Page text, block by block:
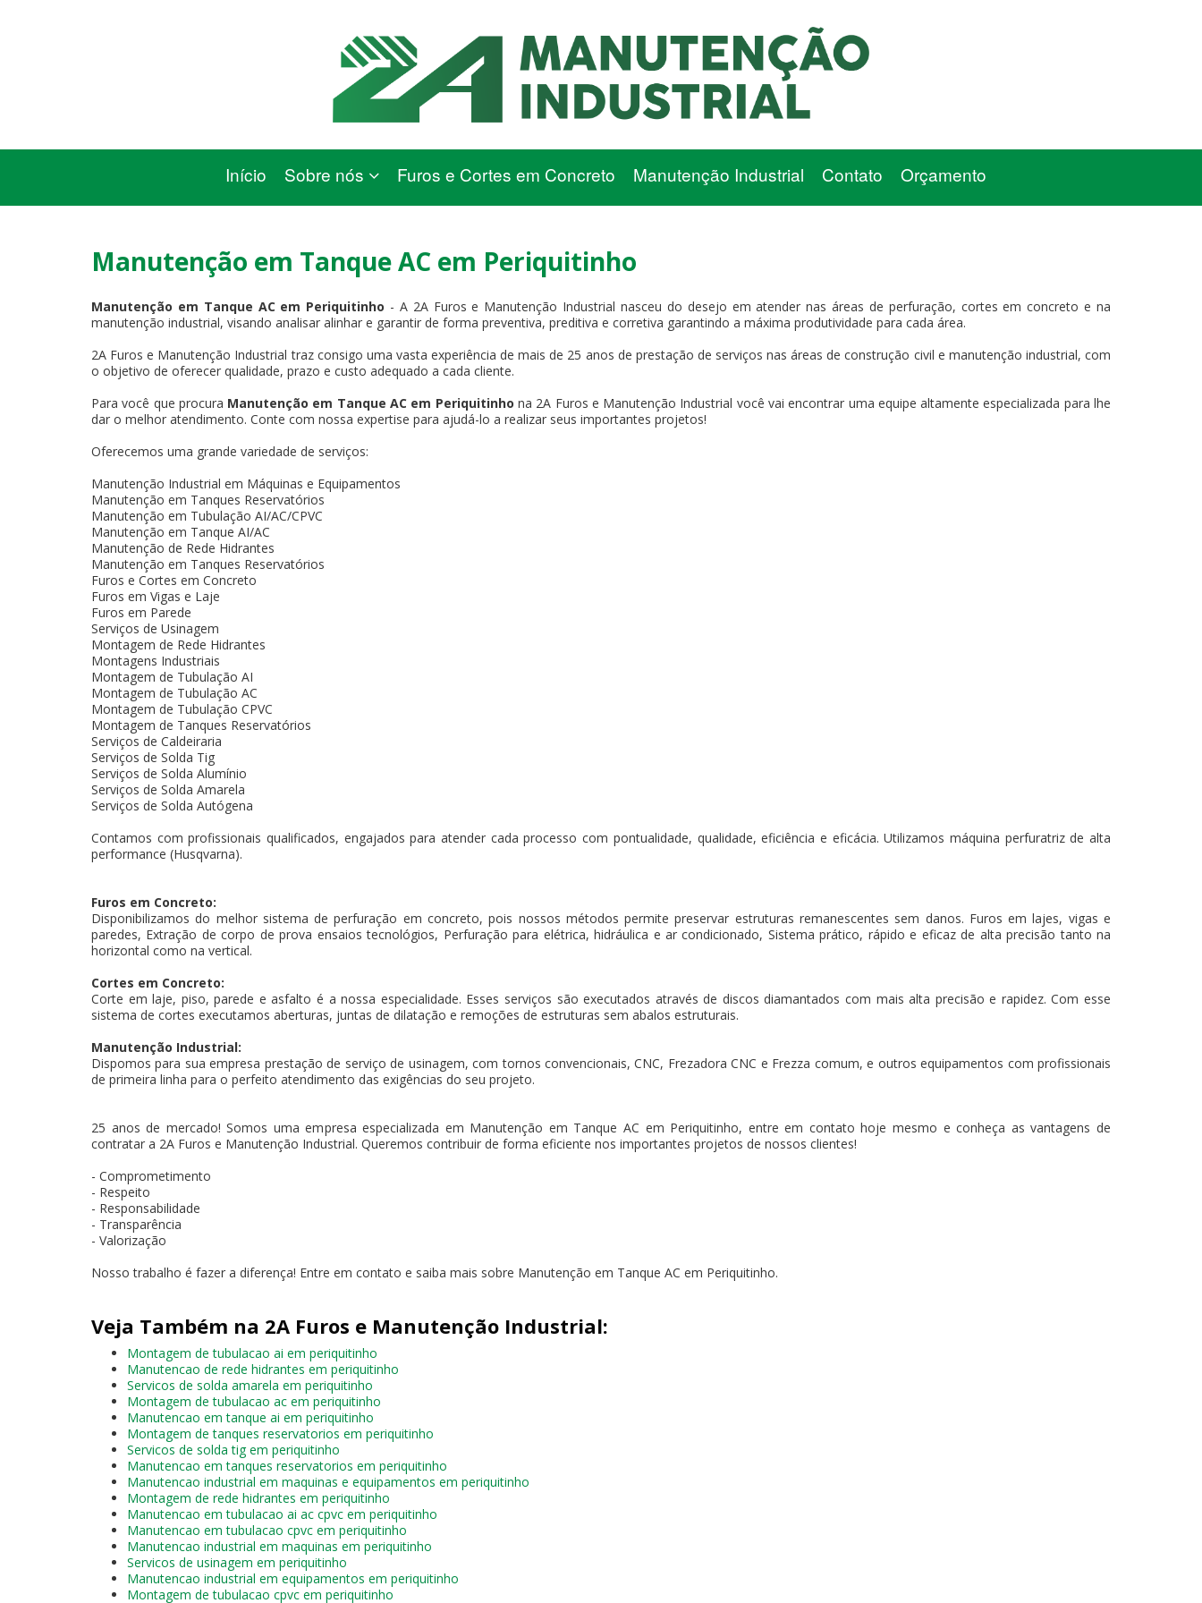
Início Sobre nós Furos e Cortes em Concreto Manutenção Industrial Contato Orçamento
Manutenção em Tanque AC em Periquitinho
Manutenção em Tanque AC em Periquitinho - A 2A Furos e Manutenção Industrial nasceu do desejo em atender nas áreas de perfuração, cortes em concreto e na
manutenção industrial, visando analisar alinhar e garantir de forma preventiva, preditiva e corretiva garantindo a máxima produtividade para cada área.
2A Furos e Manutenção Industrial traz consigo uma vasta experiência de mais de 25 anos de prestação de serviços nas áreas de construção civil e manutenção industrial, com
o objetivo de oferecer qualidade, prazo e custo adequado a cada cliente.
Para você que procura Manutenção em Tanque AC em Periquitinho na 2A Furos e Manutenção Industrial você vai encontrar uma equipe altamente especializada para lhe
dar o melhor atendimento. Conte com nossa expertise para ajudá-lo a realizar seus importantes projetos!
Oferecemos uma grande variedade de serviços:
Manutenção Industrial em Máquinas e Equipamentos
Manutenção em Tanques Reservatórios
Manutenção em Tubulação AI/AC/CPVC
Manutenção em Tanque AI/AC
Manutenção de Rede Hidrantes
Manutenção em Tanques Reservatórios
Furos e Cortes em Concreto
Furos em Vigas e Laje
Furos em Parede
Serviços de Usinagem
Montagem de Rede Hidrantes
Montagens Industriais
Montagem de Tubulação AI
Montagem de Tubulação AC
Montagem de Tubulação CPVC
Montagem de Tanques Reservatórios
Serviços de Caldeiraria
Serviços de Solda Tig
Serviços de Solda Alumínio
Serviços de Solda Amarela
Serviços de Solda Autógena
Contamos com profissionais qualificados, engajados para atender cada processo com pontualidade, qualidade, eficiência e eficácia. Utilizamos máquina perfuratriz de alta
performance (Husqvarna).
Furos em Concreto:
Disponibilizamos do melhor sistema de perfuração em concreto, pois nossos métodos permite preservar estruturas remanescentes sem danos. Furos em lajes, vigas e
paredes, Extração de corpo de prova ensaios tecnológios, Perfuração para elétrica, hidráulica e ar condicionado, Sistema prático, rápido e eficaz de alta precisão tanto na
horizontal como na vertical.
Cortes em Concreto:
Corte em laje, piso, parede e asfalto é a nossa especialidade. Esses serviços são executados através de discos diamantados com mais alta precisão e rapidez. Com esse
sistema de cortes executamos aberturas, juntas de dilatação e remoções de estruturas sem abalos estruturais.
Manutenção Industrial:
Dispomos para sua empresa prestação de serviço de usinagem, com tornos convencionais, CNC, Frezadora CNC e Frezza comum, e outros equipamentos com profissionais
de primeira linha para o perfeito atendimento das exigências do seu projeto.
25 anos de mercado! Somos uma empresa especializada em Manutenção em Tanque AC em Periquitinho, entre em contato hoje mesmo e conheça as vantagens de
contratar a 2A Furos e Manutenção Industrial. Queremos contribuir de forma eficiente nos importantes projetos de nossos clientes!
- Comprometimento
- Respeito
- Responsabilidade
- Transparência
- Valorização
Nosso trabalho é fazer a diferença! Entre em contato e saiba mais sobre Manutenção em Tanque AC em Periquitinho.
Veja Também na 2A Furos e Manutenção Industrial:
Montagem de tubulacao ai em periquitinho
Manutencao de rede hidrantes em periquitinho
Servicos de solda amarela em periquitinho
Montagem de tubulacao ac em periquitinho
Manutencao em tanque ai em periquitinho
Montagem de tanques reservatorios em periquitinho
Servicos de solda tig em periquitinho
Manutencao em tanques reservatorios em periquitinho
Manutencao industrial em maquinas e equipamentos em periquitinho
Montagem de rede hidrantes em periquitinho
Manutencao em tubulacao ai ac cpvc em periquitinho
Manutencao em tubulacao cpvc em periquitinho
Manutencao industrial em maquinas em periquitinho
Servicos de usinagem em periquitinho
Manutencao industrial em equipamentos em periquitinho
Montagem de tubulacao cpvc em periquitinho